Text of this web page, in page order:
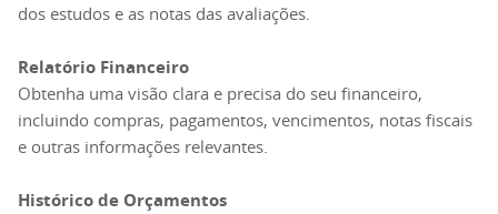
dos estudos e as notas das avaliações.
Relatório Financeiro
Obtenha uma visão clara e precisa do seu financeiro,
incluindo compras, pagamentos, vencimentos, notas fiscais
e outras informações relevantes.
Histórico de Orçamentos